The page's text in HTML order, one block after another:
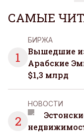
САМЫЕ
1
БИРЖА
Вышедшие
Арабские
$1,3 млрд
2
НОВОСТИ